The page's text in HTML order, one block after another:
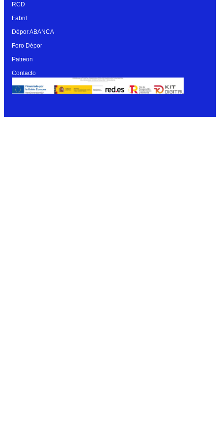
RCD
Fabril
Dépor ABANCA
Foro Dépor
Patreon
Contacto